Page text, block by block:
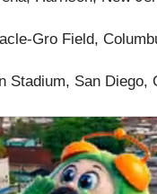
Gro Field,
San Diego,